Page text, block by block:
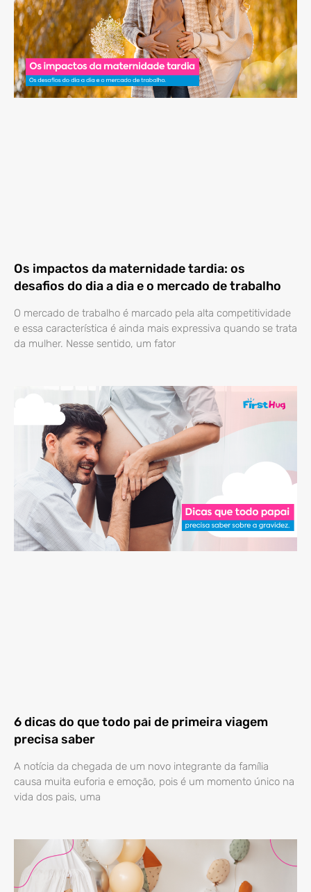
Os impactos da maternidade tardia: os
desafios do dia a dia e o mercado de trabalho
O mercado de trabalho é marcado pela alta competitividade
e essa característica é ainda mais expressiva quando se trata
da mulher. Nesse sentido, um fator
6 dicas do que todo pai de primeira viagem
precisa saber
A notícia da chegada de um novo integrante da família
causa muita euforia e emoção, pois é um momento único na
vida dos pais, uma